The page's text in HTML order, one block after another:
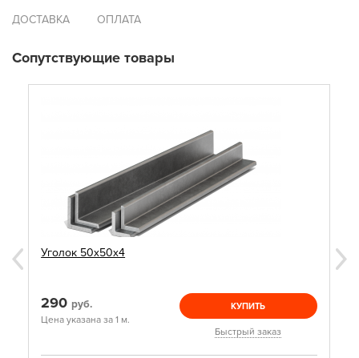
ДОСТАВКА ОПЛАТА
Сопутствующие товары
Уголок 50х50х4
290 руб.
Цена указана за 1 м.
КУПИТЬ
Быстрый заказ